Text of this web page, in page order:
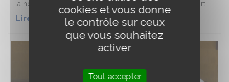
la nouvelle édition de la Semaine de l’Élevage et du Sport.
Lire la suite de l'article
cookies et vous donne
le contrôle sur ceux
que vous souhaitez
activer
Tout accepter